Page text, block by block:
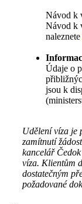
Návod k
Návod k
naleznete
Údaje o
jsou k
Udělení víza je
zamítnutí
kancelář
víza. Klientům
dostatečným
požadované